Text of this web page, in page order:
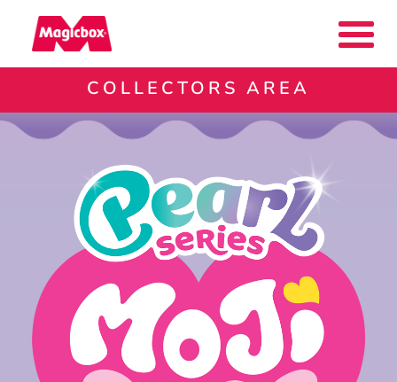
Nuestras marcas
Collectors Area
Compañía
Contacto
COLLECTORS AREA